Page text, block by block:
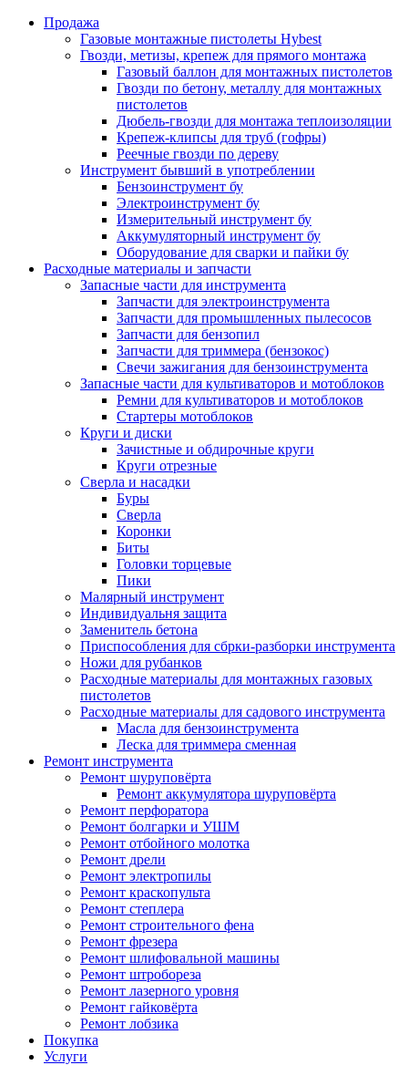
Продажа
Газовые монтажные пистолеты Hybest
Гвозди, метизы, крепеж для прямого монтажа
Газовый баллон для монтажных пистолетов
Гвозди по бетону, металлу для монтажных
пистолетов
Дюбель-гвозди для монтажа теплоизоляции
Крепеж-клипсы для труб (гофры)
Реечные гвозди по дереву
Инструмент бывший в употреблении
Бензоинструмент бу
Электроинструмент бу
Измерительный инструмент бу
Аккумуляторный инструмент бу
Оборудование для сварки и пайки бу
Расходные материалы и запчасти
Запасные части для инструмента
Запчасти для электроинструмента
Запчасти для промышленных пылесосов
Запчасти для бензопил
Запчасти для триммера (бензокос)
Свечи зажигания для бензоинструмента
Запасные части для культиваторов и мотоблоков
Ремни для культиваторов и мотоблоков
Стартеры мотоблоков
Круги и диски
Зачистные и обдирочные круги
Круги отрезные
Сверла и насадки
Буры
Сверла
Коронки
Биты
Головки торцевые
Пики
Малярный инструмент
Индивидуальня защита
Заменитель бетона
Приспособления для сбрки-разборки инструмента
Ножи для рубанков
Расходные материалы для монтажных газовых
пистолетов
Расходные материалы для садового инструмента
Масла для бензоинструмента
Леска для триммера сменная
Ремонт инструмента
Ремонт шуруповёрта
Ремонт аккумулятора шуруповёрта
Ремонт перфоратора
Ремонт болгарки и УШМ
Ремонт отбойного молотка
Ремонт дрели
Ремонт электропилы
Ремонт краскопульта
Ремонт степлера
Ремонт строительного фена
Ремонт фрезера
Ремонт шлифовальной машины
Ремонт штробореза
Ремонт лазерного уровня
Ремонт гайковёрта
Ремонт лобзика
Покупка
Услуги